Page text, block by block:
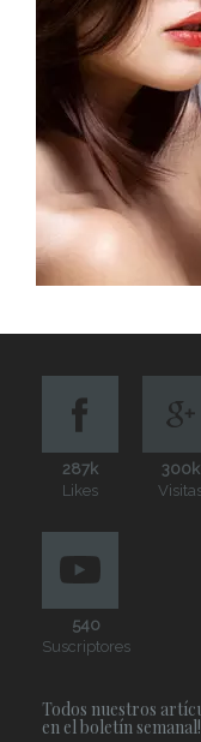
287k
Likes
300k
540
Suscriptores
Todos nuestros
en el boletín semanal!